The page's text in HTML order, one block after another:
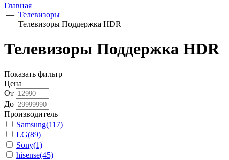
Главная
— Телевизоры
— Телевизоры Поддержка HDR
Телевизоры Поддержка HDR
Показать фильтр
Цена
От
До
Производитель
Samsung(117)
LG(89)
Sony(1)
hisense(45)